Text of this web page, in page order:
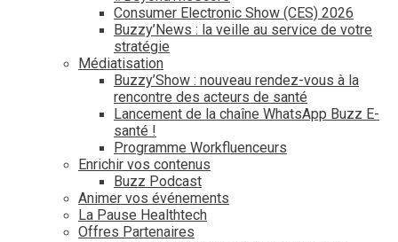
Consumer Electronic Show (CES) 2026
Buzzy’News : la veille au service de votre
stratégie
Médiatisation
Buzzy’Show : nouveau rendez-vous à la
rencontre des acteurs de santé
Lancement de la chaîne WhatsApp Buzz E-
santé !
Programme Workfluenceurs
Enrichir vos contenus
Buzz Podcast
Animer vos événements
La Pause Healthtech
Offres Partenaires